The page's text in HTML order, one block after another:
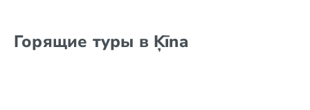
Горящие туры в Ķīna